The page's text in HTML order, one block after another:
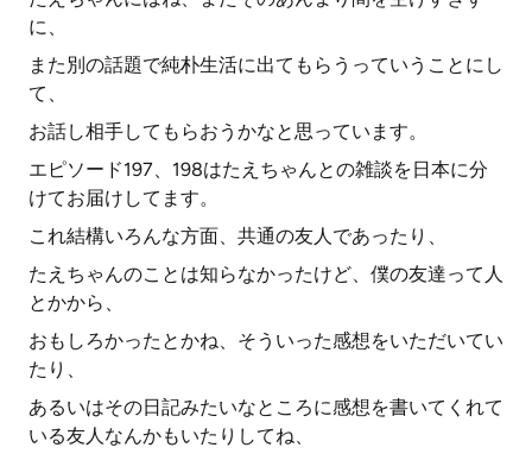
に、
また別の話題で純朴生活に出てもらうっていうことにし
て、
お話し相手してもらおうかなと思っています。
エピソード197、198はたえちゃんとの雑談を日本に分
けてお届けしてます。
これ結構いろんな方面、共通の友人であったり、
たえちゃんのことは知らなかったけど、僕の友達って人
とかから、
おもしろかったとかね、そういった感想をいただいてい
たり、
あるいはその日記みたいなところに感想を書いてくれて
いる友人なんかもいたりしてね、